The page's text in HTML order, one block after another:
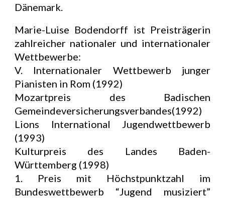
Dänemark.
Marie-Luise Bodendorff ist Preisträgerin
zahlreicher nationaler und internationaler
Wettbewerbe:
V. Internationaler Wettbewerb junger
Pianisten in Rom (1992)
Mozartpreis des Badischen
Gemeindeversicherungsverbandes(1992)
Lions International Jugendwettbewerb
(1993)
Kulturpreis des Landes Baden-
Württemberg (1998)
1. Preis mit Höchstpunktzahl im
Bundeswettbewerb “Jugend musiziert”